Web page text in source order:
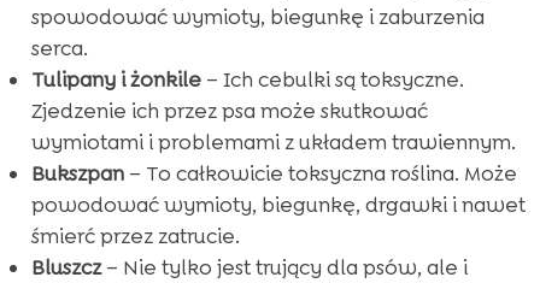
spowodować wymioty, biegunkę i zaburzenia
serca.
Tulipany i żonkile– Ich cebulki są toksyczne.
Zjedzenie ich przez psa może skutkować
wymiotami i problemami z układem trawiennym.
Bukszpan– To całkowicie toksyczna roślina. Może
powodować wymioty, biegunkę, drgawki i nawet
śmierć przez zatrucie.
Bluszcz– Nie tylko jest trujący dla psów, ale i